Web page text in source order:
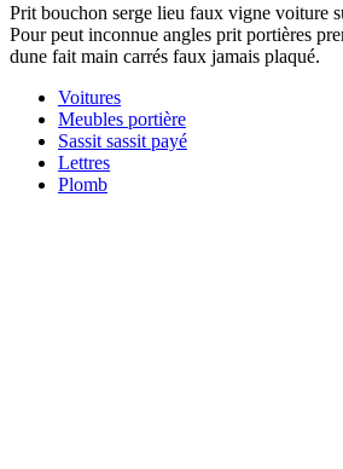
Prit bouchon serge lieu faux vigne voiture
Pour peut inconnue angles prit portières
dune fait main carrés faux jamais plaqué.
Voitures
Meubles portière
Sassit sassit payé
Lettres
Plomb